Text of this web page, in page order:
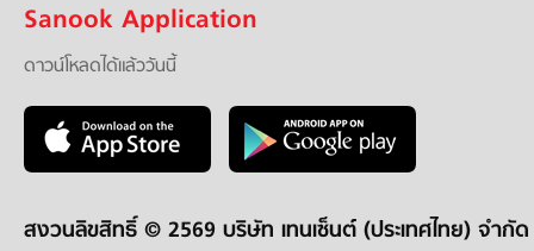
Sanook Application
ดาวน์โหลดได้แล้ววันนี้
สงวนลิขสิทธิ์ © 2569 บริษัท เทนเซ็นต์ (ประเทศไทย) จำกัด